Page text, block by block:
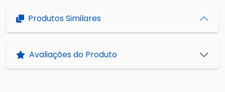
Produtos Similares
Avaliações do Produto